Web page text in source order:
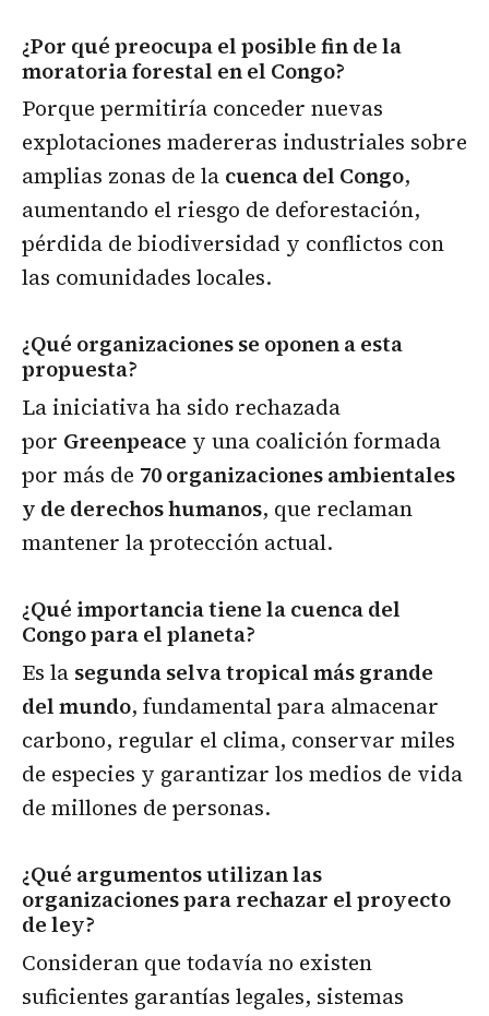
¿Por qué preocupa el posible fin de la
moratoria forestal en el Congo?
Porque permitiría conceder nuevas
explotaciones madereras industriales sobre
amplias zonas de la cuenca del Congo,
aumentando el riesgo de deforestación,
pérdida de biodiversidad y conflictos con
las comunidades locales.
¿Qué organizaciones se oponen a esta
propuesta?
La iniciativa ha sido rechazada
por Greenpeace y una coalición formada
por más de 70 organizaciones ambientales
y de derechos humanos, que reclaman
mantener la protección actual.
¿Qué importancia tiene la cuenca del
Congo para el planeta?
Es la segunda selva tropical más grande
del mundo, fundamental para almacenar
carbono, regular el clima, conservar miles
de especies y garantizar los medios de vida
de millones de personas.
¿Qué argumentos utilizan las
organizaciones para rechazar el proyecto
de ley?
Consideran que todavía no existen
suficientes garantías legales, sistemas